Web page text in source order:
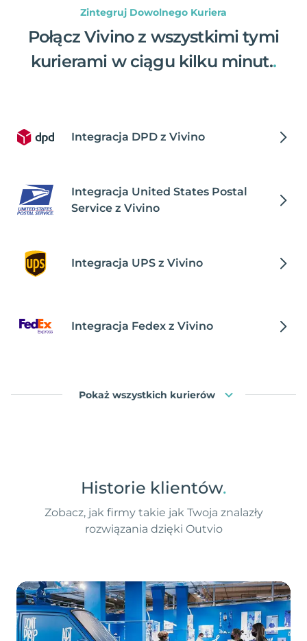
Zintegruj Dowolnego Kuriera
Połącz Vivino z wszystkimi tymi
kurierami w ciągu kilku minut..
Integracja DPD z Vivino
Integracja United States Postal
Service z Vivino
Integracja UPS z Vivino
Integracja Fedex z Vivino
Pokaż wszystkich kurierów
Historie klientów.
Zobacz, jak firmy takie jak Twoja znalazły
rozwiązania dzięki Outvio